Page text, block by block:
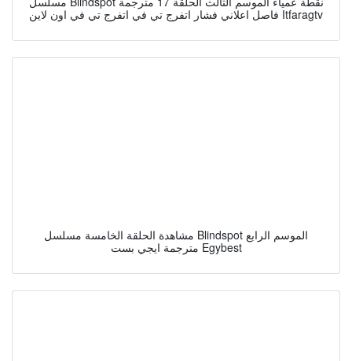
فاصل اعلاني فشار اتفرج تي في اتفرج تي في اون لاين Itfaragtv
مشاهدة الحلقة الخامسة مسلسل Blindspot الموسم الرابع
مترجمة ايجي بست Egybest